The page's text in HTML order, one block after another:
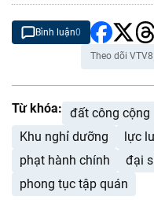
Bình luận0
Theo dõi
Từ khóa: đất công cộng
Khu nghỉ dưỡng
lực
phạt hành chính
đại
phong tục tập quán